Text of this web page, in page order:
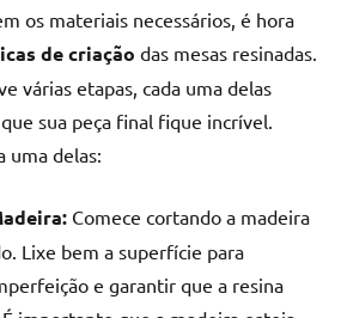
os materiais necessários, é hora
de criação das mesas resinadas.
várias etapas, cada uma delas
sua peça final fique incrível.
uma delas:
Comece cortando a madeira
Lixe bem a superfície para
e garantir que a resina